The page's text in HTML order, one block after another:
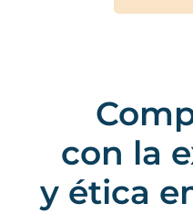
con la
y ética